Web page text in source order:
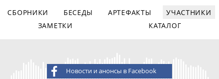
СБОРНИКИ БЕСЕДЫ АРТЕФАКТЫ
УЧАСТНИКИ
ЗАМЕТКИ
КАТАЛОГ
Новости и анонсы в Facebook